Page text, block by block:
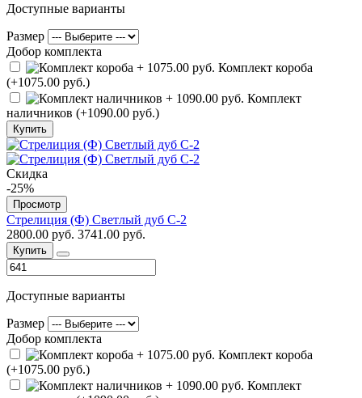
Доступные варианты
Размер
Добор комплекта
Комплект короба
(+1075.00 руб.)
Комплект
наличников (+1090.00 руб.)
Купить
Скидка
-25%
Просмотр
Стрелиция (Ф) Светлый дуб С-2
2800.00 руб. 3741.00 руб.
Купить
Доступные варианты
Размер
Добор комплекта
Комплект короба
(+1075.00 руб.)
Комплект